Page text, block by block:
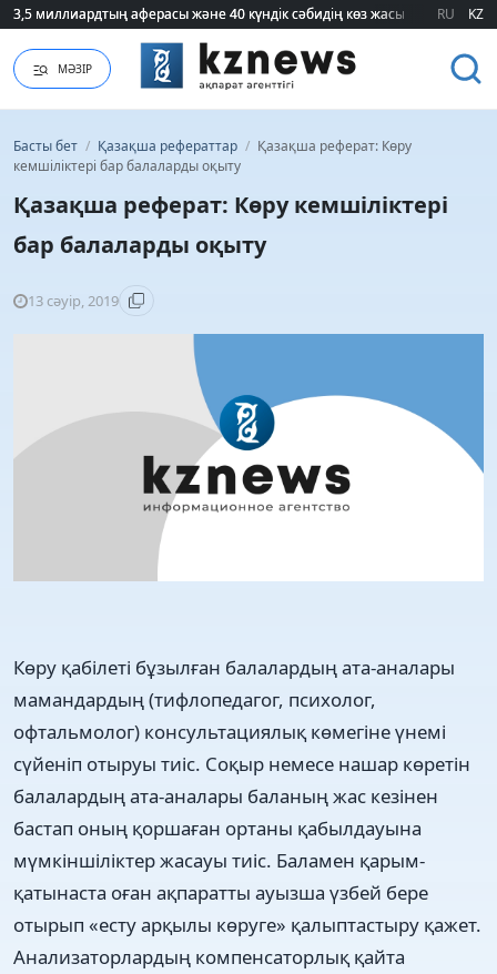
3,5 миллиардтың аферасы және 40 күндік сәбидің көз жасы:
3,5 миллиардтың аферасы және 40 күндік сәбидің көз жасы: RU KZ
МӘЗІР
Басты бет / Қазақша рефераттар / Қазақша реферат: Көру
кемшіліктері бар балаларды оқыту
Қазақша реферат: Көру кемшіліктері
бар балаларды оқыту
13 сәуір, 2019
Көру қабілеті бұзылған балалардың ата-аналары
мамандардың (тифлопедагог, психолог,
офтальмолог) консультациялық көмегіне үнемі
сүйеніп отыруы тиіс. Соқыр немесе нашар көретін
балалардың ата-аналары баланың жас кезінен
бастап оның қоршаған ортаны қабылдауына
мүмкіншіліктер жасауы тиіс. Баламен қарым-
қатынаста оған ақпаратты ауызша үзбей бере
отырып «есту арқылы көруге» қалыптастыру қажет.
Анализаторлардың компенсаторлық қайта